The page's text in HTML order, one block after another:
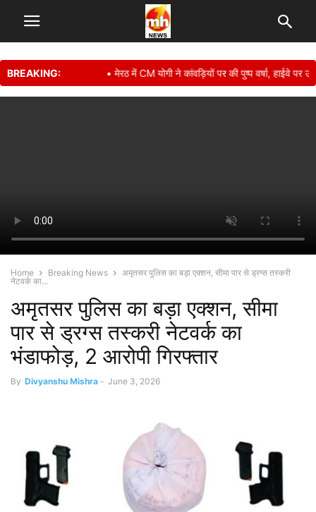
BREAKING: • मेरठ में CM योगी ने कांवड़ियों पर की पुष्प वर्षा, हाईवे पर
Home Breaking News
अमृतसर पुलिस का बड़ा एक्शन, सीमा पार से ड्रग्स तस्करी
नेटवर्क का...
अमृतसर पुलिस का बड़ा एक्शन, सीमा
पार से ड्रग्स तस्करी नेटवर्क का
भंडाफोड़, 2 आरोपी गिरफ्तार
By Divyanshu Mishra - June 3, 2026